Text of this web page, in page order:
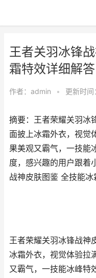
王者关羽冰锋
霜特效详细解
作者： admin • 更新时
摘要：王者荣耀关羽冰
面披上冰霜外衣，视觉
果美观又霸气，一技能
度，感兴趣的用户跟着
战神皮肤图鉴 全技能
王者荣耀关羽冰锋战神
冰霜外衣，视觉体验拉
又霸气，一技能冰峰特